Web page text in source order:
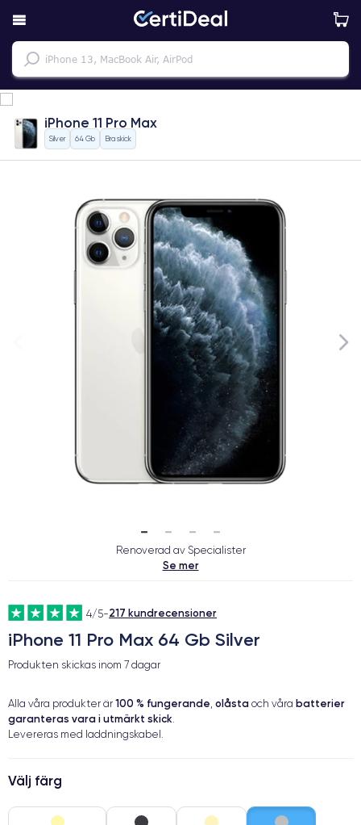
iPhone 11 Pro Max
Silver 64 Gb Bra skick
Renoverad av Specialister
Se mer
4/5-217 kundrecensioner
iPhone 11 Pro Max 64 Gb Silver
Produkten skickas inom 7 dagar
Alla våra produkter är 100 % fungerande, olåsta och våra batterier
garanteras vara i utmärkt skick.
Levereras med laddningskabel.
Välj färg